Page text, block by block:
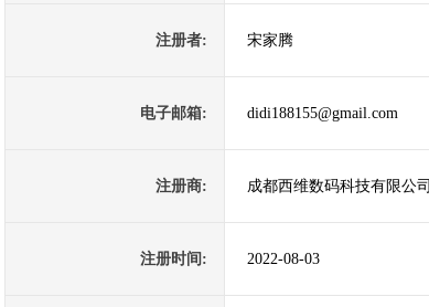
注册者: 宋家腾
电子邮箱: didi188155@gmail.com
注册商: 成都西维数码科技有限公司
注册时间: 2022-08-03